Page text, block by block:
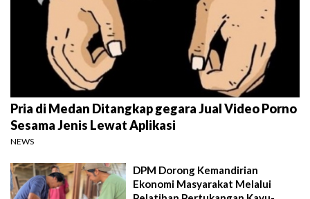
Pria di Medan Ditangkap gegara Jual Video Porno
Sesama Jenis Lewat Aplikasi
NEWS
DPM Dorong Kemandirian
Ekonomi Masyarakat Melalui